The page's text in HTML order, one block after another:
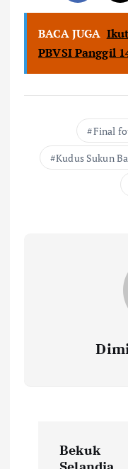
BACA JUGA
PBVSI Panggil
Final
Kudus Sukun
Bekuk